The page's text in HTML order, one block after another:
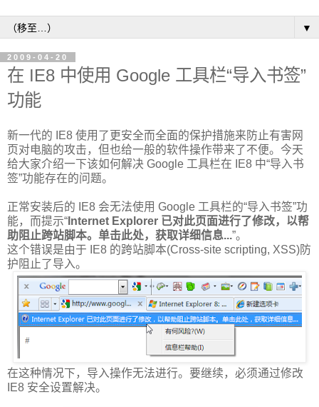
▼
2009-04-20
在 IE8 中使用 Google 工具栏“导入书签”
功能
新一代的 IE8 使用了更安全而全面的保护措施来防止有害网
页对电脑的攻击，但也给一般的软件操作带来了不便。今天
给大家介绍一下该如何解决 Google 工具栏在 IE8 中“导入书
签”功能存在的问题。
正常安装后的 IE8 会无法使用 Google 工具栏的“导入书签”功
能，而提示“ Internet Explorer 已对此页面进行了修改，以帮
助阻止跨站脚本。单击此处，获取详细信息...”。
这个错误是由于 IE8 的跨站脚本(Cross-site scripting, XSS)防
护阻止了导入。
在这种情况下，导入操作无法进行。要继续，必须通过修改
IE8 安全设置解决。